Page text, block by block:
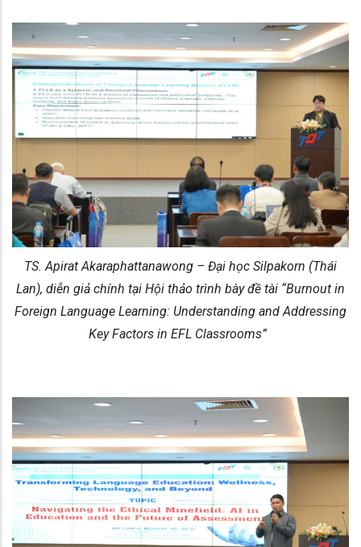
TS. Apirat Akaraphattanawong – Đại học Silpakorn (Thái
Lan), diễn giả chính tại Hội thảo trình bày đề tài “Burnout in
Foreign Language Learning: Understanding and Addressing
Key Factors in EFL Classrooms”